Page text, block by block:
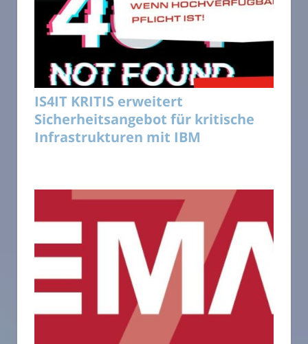
IS4IT KRITIS erweitert
Sicherheitsangebot für kritische
Infrastrukturen mit IBM